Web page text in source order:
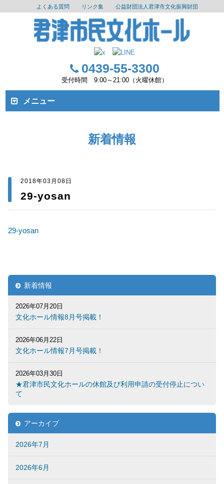
よくある質問 リンク集 公益財団法人君津市文化振興財団
0439-55-3300
受付時間 9:00～21:00（火曜休館）
メニュー
新着情報
2018年03月08日
29-yosan
29-yosan
新着情報
2026年07月20日
文化ホール情報8月号掲載！
2026年06月22日
文化ホール情報7月号掲載！
2026年03月30日
★君津市民文化ホールの休館及び利用申請の受付停止につい
て
アーカイブ
2026年7月
2026年6月